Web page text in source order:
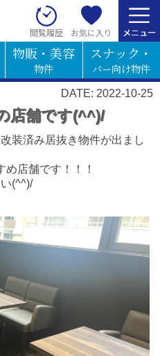
閲覧履歴 お気に入り
物販・美容
物件
スナック・
バー向け物件
DATE: 2022-10-25
店舗です(^^)/
装済み居抜き物件が出まし
店舗です！！！
(^^)/